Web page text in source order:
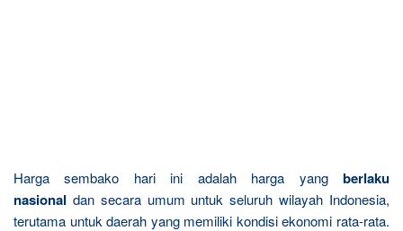
Harga sembako hari ini adalah harga yang berlaku
nasional dan secara umum untuk seluruh wilayah Indonesia,
terutama untuk daerah yang memiliki kondisi ekonomi rata-rata.